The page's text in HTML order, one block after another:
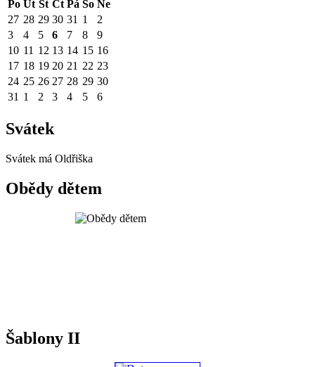
Po Út St Čt Pá So Ne
27 28 29 30 31 1
2
3
4 5 6 7 8
9
10 11 12 13 14 15 16
17 18 19 20 21 22 23
24 25 26 27 28 29 30
31 1 2 3 4 5 6
Svátek
Svátek má Oldřiška
Obědy dětem
Šablony II